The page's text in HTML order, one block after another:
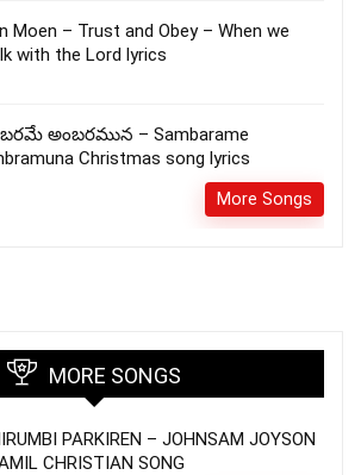
Moen – Trust and Obey – When we
with the Lord lyrics
అంబరమున – Sambarame
Christmas song lyrics
More Songs
MORE SONGS
PARKIREN – JOHNSAM JOYSON
CHRISTIAN SONG